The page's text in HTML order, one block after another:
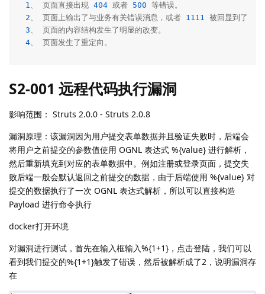
1、 页面直接出现 404 或者 500
2、 页面上输出了与业务有关错误消息，或者 1111
3
4、 页面发生了重定向。
S2-001 远程代码执行漏洞
影响范围： Struts 2.0.0 - Struts 2.0.8
漏洞原理：该漏洞因为用户提交表单数据并且验证失败时，后端会
将用户之前提交的参数值使用 OGNL 表达式 %{value} 进行解析，
然后重新填充到对应的表单数据中。例如注册或登录页面，提交失
败后端一般会默认返回之前提交的数据，由于后端使用 %{value} 对
提交的数据执行了一次 OGNL 表达式解析，所以可以直接构造
Payload 进行命令执行
docker打开环境
对漏洞进行测试，首先在输入框输入%{1+1}，点击登陆，我们可以
看到我们提交的%{1+1}触发了错误，然后被解析成了2，说明漏洞存
在